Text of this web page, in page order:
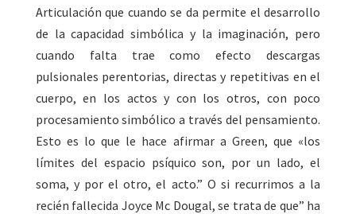
Articulación que cuando se da permite el desarrollo
de la capacidad simbólica y la imaginación, pero
cuando falta trae como efecto descargas
pulsionales perentorias, directas y repetitivas en el
cuerpo, en los actos y con los otros, con poco
procesamiento simbólico a través del pensamiento.
Esto es lo que le hace afirmar a Green, que «los
límites del espacio psíquico son, por un lado, el
soma, y por el otro, el acto.” O si recurrimos a la
recién fallecida Joyce Mc Dougal, se trata de que” ha